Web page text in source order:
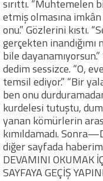
sırıttı. “Muhtemelen
etmiş olmasına imkân
onu.” Gözlerini kıstı.
gerçekten
bile
dedim sessizce. “O,
temsil ediyor.” “Bir
ben onu
kurdelesi tutuştu,
yanan kömürlerin
kımıldamadı.
diğer sayfada
DEVAMINI OKUMAK
SAYFAYA GEÇİŞ